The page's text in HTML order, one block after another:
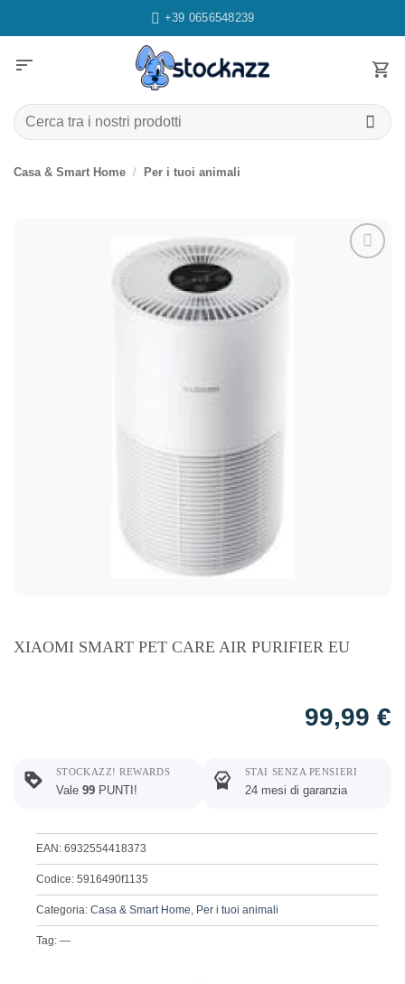
ai
+39 0656548239
sort
Cerca:
Casa & Smart Home / Per i tuoi animali
XIAOMI SMART PET CARE AIR PURIFIER EU
99,99 €
STOCKAZZ! REWARDS
Vale 99 PUNTI!
STAI SENZA PENSIERI
24 mesi di garanzia
EAN: 6932554418373
Codice: 5916490f1135
Categoria: Casa & Smart Home, Per i tuoi animali
Tag: —